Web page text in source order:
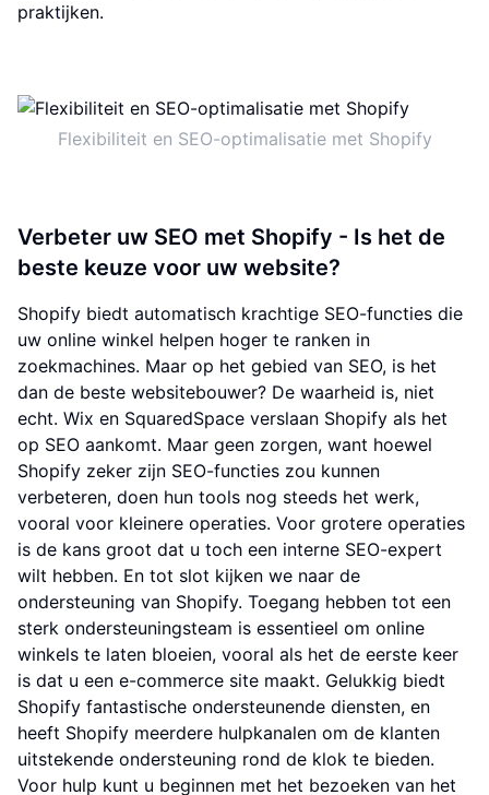
praktijken.
Flexibiliteit en SEO-optimalisatie met Shopify
Verbeter uw SEO met Shopify - Is het de
beste keuze voor uw website?
Shopify biedt automatisch krachtige SEO-functies die
uw online winkel helpen hoger te ranken in
zoekmachines. Maar op het gebied van SEO, is het
dan de beste websitebouwer? De waarheid is, niet
echt. Wix en SquaredSpace verslaan Shopify als het
op SEO aankomt. Maar geen zorgen, want hoewel
Shopify zeker zijn SEO-functies zou kunnen
verbeteren, doen hun tools nog steeds het werk,
vooral voor kleinere operaties. Voor grotere operaties
is de kans groot dat u toch een interne SEO-expert
wilt hebben. En tot slot kijken we naar de
ondersteuning van Shopify. Toegang hebben tot een
sterk ondersteuningsteam is essentieel om online
winkels te laten bloeien, vooral als het de eerste keer
is dat u een e-commerce site maakt. Gelukkig biedt
Shopify fantastische ondersteunende diensten, en
heeft Shopify meerdere hulpkanalen om de klanten
uitstekende ondersteuning rond de klok te bieden.
Voor hulp kunt u beginnen met het bezoeken van het